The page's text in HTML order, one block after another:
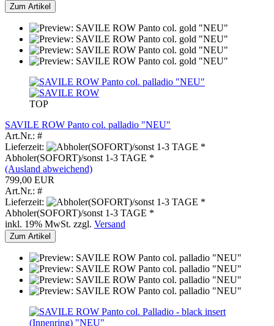
Zum Artikel
TOP
SAVILE ROW Panto col. palladio "NEU"
Art.Nr.: #
Lieferzeit:
Abholer(SOFORT)/sonst 1-3 TAGE *
(Ausland abweichend)
799,00 EUR
Art.Nr.: #
Lieferzeit:
Abholer(SOFORT)/sonst 1-3 TAGE *
inkl. 19% MwSt. zzgl. Versand
Zum Artikel